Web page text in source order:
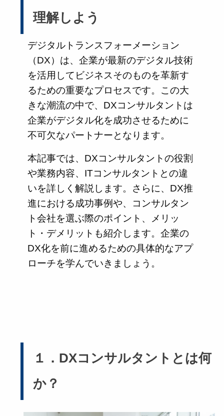
理解しよう
デジタルトランスフォーメーション
（DX）は、企業が最新のデジタル技術
を活用してビジネスそのものを革新す
るための重要なプロセスです。この大
きな潮流の中で、DXコンサルタントは
企業がデジタル化を成功させるために
不可欠なパートナーとなります。
本記事では、DXコンサルタントの役割
や業務内容、ITコンサルタントとの違
いを詳しく解説します。さらに、DX推
進における成功事例や、コンサルタン
ト会社を選ぶ際のポイント、メリッ
ト・デメリットも紹介します。企業の
DX化を前に進めるための具体的なアプ
ローチを学んでいきましょう。
１．DXコンサルタントとは何
か？